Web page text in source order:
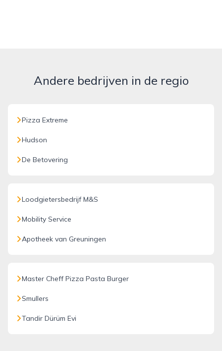
Andere bedrijven in de regio
Pizza Extreme
Hudson
De Betovering
Loodgietersbedrijf M&S
Mobility Service
Apotheek van Greuningen
Master Cheff Pizza Pasta Burger
Smullers
Tandir Dürüm Evi